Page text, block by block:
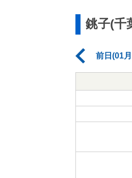
銚子(千
前日(01